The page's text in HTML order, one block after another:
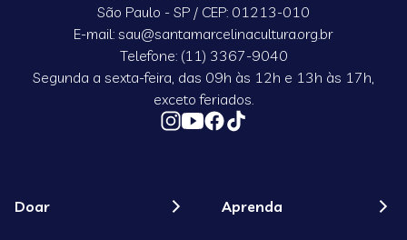
São Paulo - SP / CEP: 01213-010
E-mail: sau@santamarcelinacultura.org.br
Telefone: (11) 3367-9040
Segunda a sexta-feira, das 09h às 12h e 13h às 17h,
exceto feriados.
Doar Aprenda